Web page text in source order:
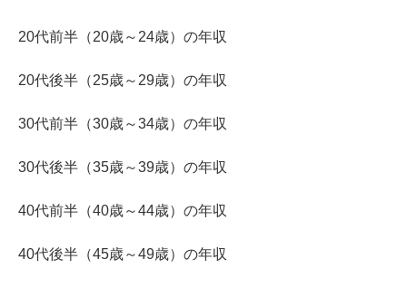
20代前半（20歳～24歳）の年収
20代後半（25歳～29歳）の年収
30代前半（30歳～34歳）の年収
30代後半（35歳～39歳）の年収
40代前半（40歳～44歳）の年収
40代後半（45歳～49歳）の年収